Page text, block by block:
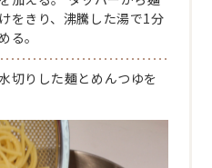
をきり、沸騰した湯で1分
る。
切りした麺とめんつゆを